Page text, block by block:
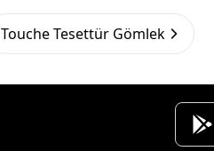
Touche Tesettür Gömlek